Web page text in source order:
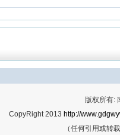
版权所有:
CopyRight 2013 http://
（任何引用或转